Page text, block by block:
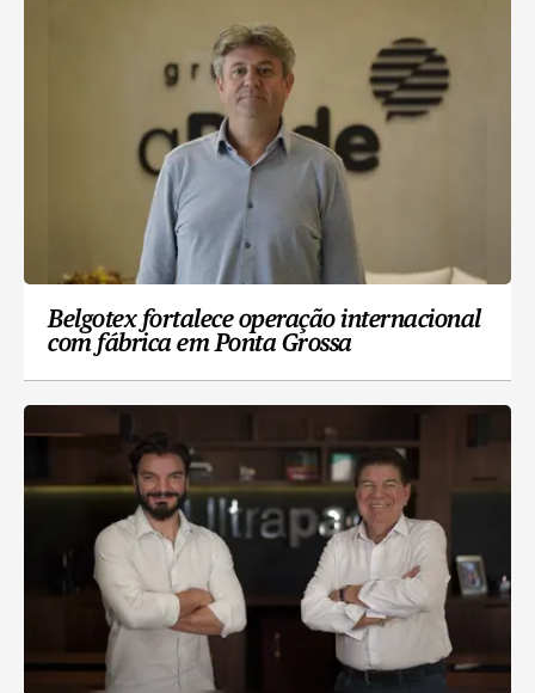
Belgotex fortalece operação internacional
com fábrica em Ponta Grossa